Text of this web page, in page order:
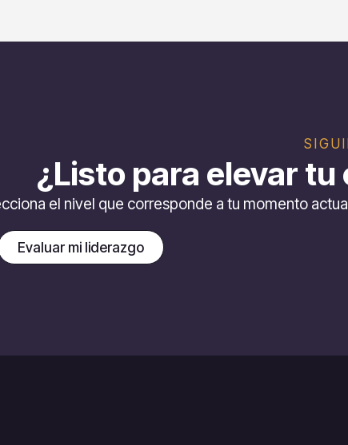
¿Listo para elevar
el nivel que corresponde a tu momento
Evaluar mi liderazgo